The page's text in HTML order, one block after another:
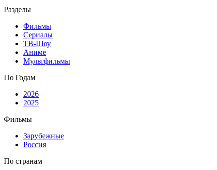
Разделы
Фильмы
Сериалы
ТВ-Шоу
Аниме
Мультфильмы
По Годам
2026
2025
Фильмы
Зарубежные
Россия
По странам